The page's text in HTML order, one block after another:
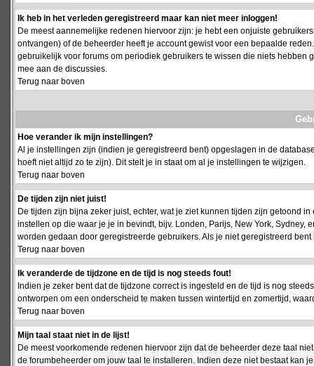
Ik heb in het verleden geregistreerd maar kan niet meer inloggen!
De meest aannemelijke redenen hiervoor zijn: je hebt een onjuiste
ontvangen) of de beheerder heeft je account gewist voor een bepaalde
gebruikelijk voor forums om periodiek gebruikers te wissen die niets
mee aan de discussies.
Terug naar boven
Hoe verander ik mijn instellingen?
Al je instellingen zijn (indien je geregistreerd bent) opgeslagen in de
hoeft niet altijd zo te zijn). Dit stelt je in staat om al je instellingen te wijzigen.
Terug naar boven
De tijden zijn niet juist!
De tijden zijn bijna zeker juist, echter, wat je ziet kunnen tijden zijn getoond
instellen op die waar je je in bevindt, bijv. Londen, Parijs, New York,
worden gedaan door geregistreerde gebruikers. Als je niet geregistreerd
Terug naar boven
Ik veranderde de tijdzone en de tijd is nog steeds fout!
Indien je zeker bent dat de tijdzone correct is ingesteld en de tijd is nog
ontworpen om een onderscheid te maken tussen wintertijd en zomertijd,
Terug naar boven
Mijn taal staat niet in de lijst!
De meest voorkomende redenen hiervoor zijn dat de beheerder deze taal
de forumbeheerder om jouw taal te installeren. Indien deze niet bestaat kan